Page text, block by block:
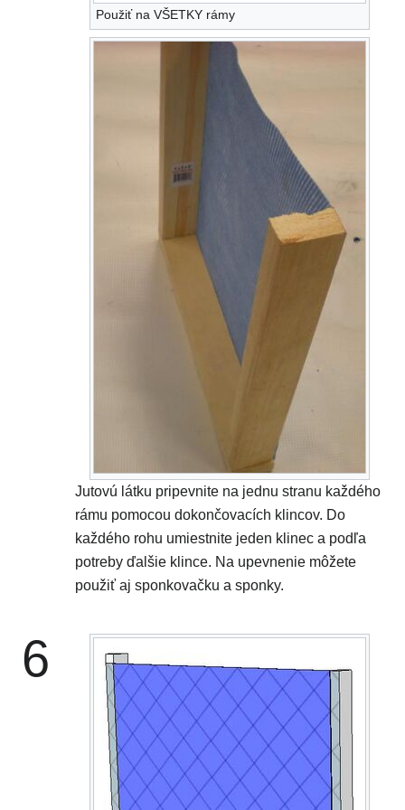
Použiť na VŠETKY rámy
Jutovú látku pripevnite na jednu stranu každého
rámu pomocou dokončovacích klincov. Do
každého rohu umiestnite jeden klinec a podľa
potreby ďalšie klince. Na upevnenie môžete
použiť aj sponkovačku a sponky.
6